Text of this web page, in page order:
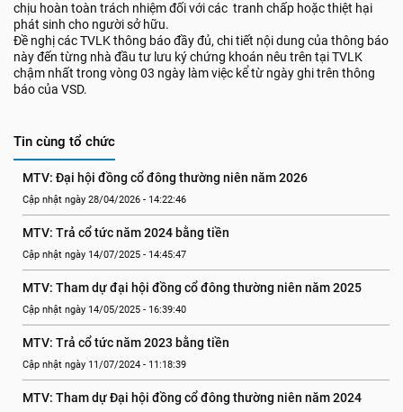
chịu hoàn toàn trách nhiệm đối với các tranh chấp hoặc thiệt hại
phát sinh cho người sở hữu.
Đề nghị các TVLK thông báo đầy đủ, chi tiết nội dung của thông báo
này đến từng nhà đầu tư lưu ký chứng khoán nêu trên tại TVLK
chậm nhất trong vòng 03 ngày làm việc kể từ ngày ghi trên thông
báo của VSD.
Tin cùng tổ chức
MTV: Đại hội đồng cổ đông thường niên năm 2026
Cập nhật ngày 28/04/2026 - 14:22:46
MTV: Trả cổ tức năm 2024 bằng tiền
Cập nhật ngày 14/07/2025 - 14:45:47
MTV: Tham dự đại hội đồng cổ đông thường niên năm 2025
Cập nhật ngày 14/05/2025 - 16:39:40
MTV: Trả cổ tức năm 2023 bằng tiền
Cập nhật ngày 11/07/2024 - 11:18:39
MTV: Tham dự Đại hội đồng cổ đông thường niên năm 2024